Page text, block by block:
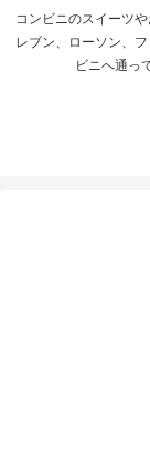
コンビニのスイーツ
レブン、ローソン、
ビニへ通っ